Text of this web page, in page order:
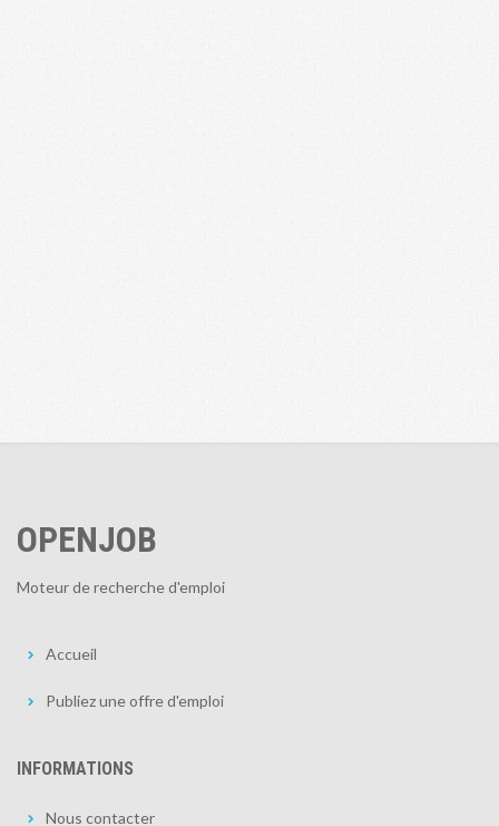
OPENJOB
Moteur de recherche d'emploi
Accueil
Publiez une offre d'emploi
INFORMATIONS
Nous contacter